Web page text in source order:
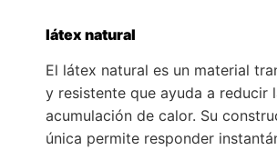
látex natural
El látex natural es un material
y resistente que ayuda a reducir
acumulación de calor. Su
única permite responder